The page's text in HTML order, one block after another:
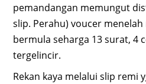
pemandangan memungut
slip. Perahu) voucer
bermula seharga 13 surat, 4
tergelincir.
Rekan kaya melalui slip remi